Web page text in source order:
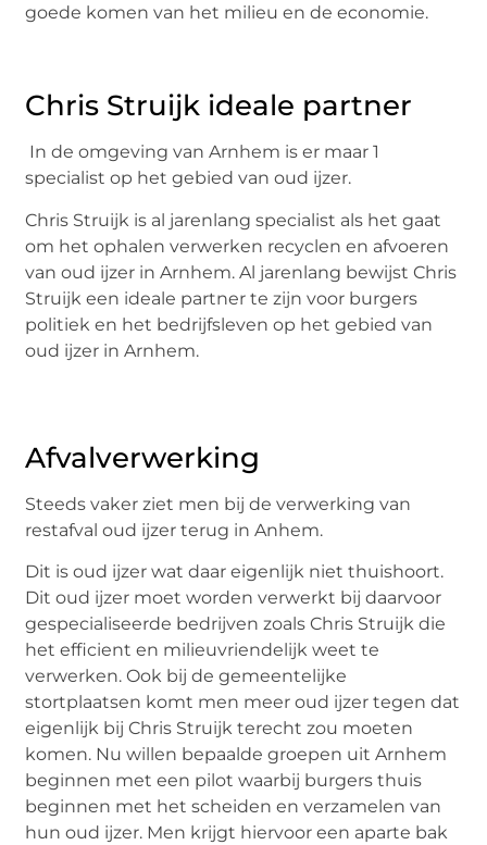
goede komen van het milieu en de economie.
Chris Struijk ideale partner
In de omgeving van Arnhem is er maar 1
specialist op het gebied van oud ijzer.
Chris Struijk is al jarenlang specialist als het gaat
om het ophalen verwerken recyclen en afvoeren
van oud ijzer in Arnhem. Al jarenlang bewijst Chris
Struijk een ideale partner te zijn voor burgers
politiek en het bedrijfsleven op het gebied van
oud ijzer in Arnhem.
Afvalverwerking
Steeds vaker ziet men bij de verwerking van
restafval oud ijzer terug in Anhem.
Dit is oud ijzer wat daar eigenlijk niet thuishoort.
Dit oud ijzer moet worden verwerkt bij daarvoor
gespecialiseerde bedrijven zoals Chris Struijk die
het efficient en milieuvriendelijk weet te
verwerken. Ook bij de gemeentelijke
stortplaatsen komt men meer oud ijzer tegen dat
eigenlijk bij Chris Struijk terecht zou moeten
komen. Nu willen bepaalde groepen uit Arnhem
beginnen met een pilot waarbij burgers thuis
beginnen met het scheiden en verzamelen van
hun oud ijzer. Men krijgt hiervoor een aparte bak